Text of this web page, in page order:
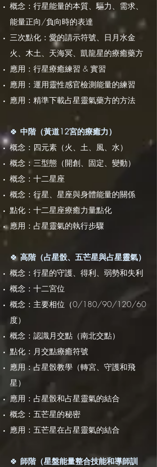
概念：行星能量的本質、驅力、需求、
能量正向/負向時的表達
三次點化：愛的請示符號、日月水金
火、木土、天海冥、凱龍星的療癒藥方
應用：行星療癒練習 & 實習
應用：運用靈性感官檢測能量的練習
應用：精準下載占星靈氣藥方的方法
🍀 中階（黃道12宮的療癒力）
概念：四元素（火、土、風、水）
概念：三型態（開創、固定、變動）
概念：十二星座
概念：行星、星座與身體能量的關係
點化：十二星座療癒力量點化
應用：占星靈氣的執行步驟
🍀高階（占星骰、五芒星與占星靈氣）
概念：行星的守護、得利、弱勢和失利
概念：十二宮位
概念：主要相位（0/180/90/120/60
度）
概念：認識月交點（南北交點）
點化：月交點療癒符號
應用：占星骰教學（轉宮、守護和飛
星）
應用：占星骰和占星靈氣的結合
概念：五芒星的秘密
應用：五芒星在占星靈氣的結合
🍀 師階（星盤能量整合技能和導師訓